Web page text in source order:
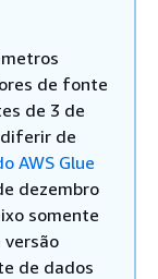
de fonte
de 3 de
diferir de
AWS Glue
dezembro
somente
versão
de dados